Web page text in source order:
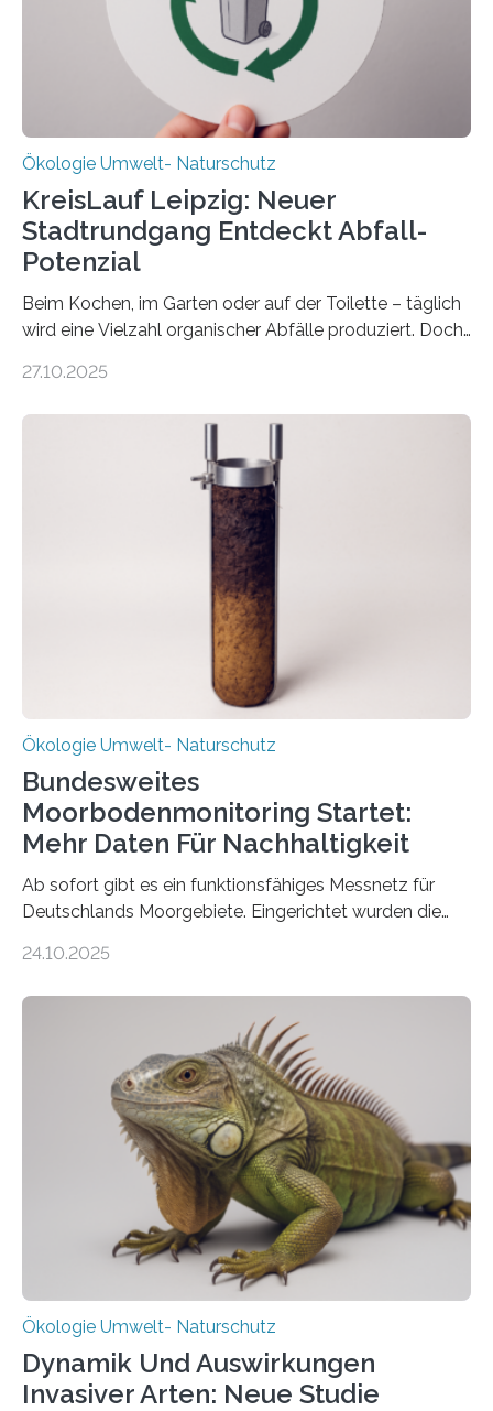
zwei weitere Jahre mit rund 1,2 Millionen Euro. „Wir
freuen uns sehr über…
Ökologie Umwelt- Naturschutz
KreisLauf Leipzig: Neuer
Stadtrundgang Entdeckt Abfall-
Potenzial
Beim Kochen, im Garten oder auf der Toilette – täglich
wird eine Vielzahl organischer Abfälle produziert. Doch
Potenzial nur dann entfalten können, wenn sie in
Veränderung der Wirtschaft wichtig ist, zeigt der vom
Deutschen Biomasseforschungszentrum und der
Stadtreinigung Leipzig konzipierte und am 24. Oktober
2025 offiziell eingeweihte Stadtrundgang „KreisLauf“. Er
ist ab sofort im Leipziger Stadtgebiet…
27.10.2025
Ökologie Umwelt- Naturschutz
Bundesweites
Moorbodenmonitoring Startet:
Mehr Daten Für Nachhaltigkeit
Ab sofort gibt es ein funktionsfähiges Messnetz für
Deutschlands Moorgebiete. Eingerichtet wurden die
vergangenen fünf Jahren von Wissenschaftlerinnen
heutigen Donnerstag übergeben sie ihren Bericht zur
Aufbauphase an den Auftraggeber, das
Bundesministerium für Landwirtschaft, Ernährung und
Heimat. Braunschweig/Eberswalde (23. Oktober 2025).
Ein Netz aus 155 Messstationen spannt sich neuerdings
über Deutschlands Moorböden. Eingerichtet wurden sie
in den vergangenen fünf Jahren von
Wissenschaftlerinnen und Wissenschaftlern des
Thünen-Instituts für Agrarklimaschutz…
24.10.2025
Ökologie Umwelt- Naturschutz
Dynamik Und Auswirkungen
Invasiver Arten: Neue Studie